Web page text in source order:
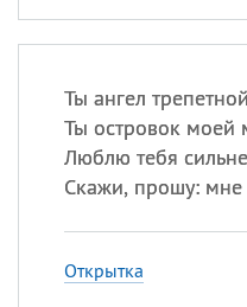
Ты ангел
Ты островок моей
Люблю тебя
Скажи, прошу: мне
Открытка